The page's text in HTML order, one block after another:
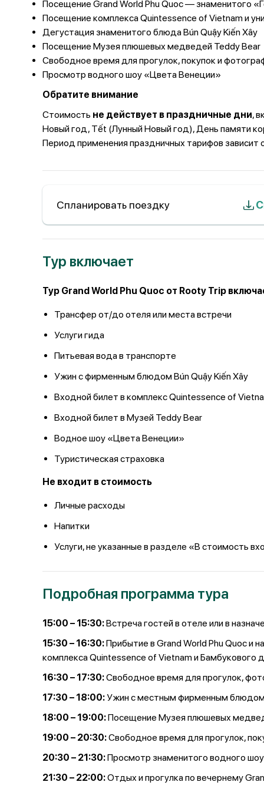
Посещение Grand World Phu Quoc — знаменитого
Посещение комплекса Quintessence of Vietnam и
Дегустация знаменитого блюда Bún Quậy Kiến Xây
Посещение Музея плюшевых медведей Teddy Bear
Свободное время для прогулок, покупок и
Просмотр водного шоу «Цвета Венеции»
Обратите внимание
Стоимость не действует в праздничные дни,
Новый год, Тết (Лунный Новый год), День памяти
Период применения праздничных тарифов зависит
Спланировать поездку
Тур включает
Тур Grand World Phu Quoc от Rooty Trip
Трансфер от/до отеля или места встречи
Услуги гида
Питьевая вода в транспорте
Ужин с фирменным блюдом Bún Quậy Kiến Xây
Входной билет в комплекс Quintessence of
Входной билет в Музей Teddy Bear
Водное шоу «Цвета Венеции»
Туристическая страховка
Не входит в стоимость
Личные расходы
Напитки
Услуги, не указанные в разделе «В стоимость
Подробная программа тура
15:00 – 15:30:Встреча гостей в отеле или в
15:30 – 16:30:Прибытие в Grand World Phu Quoc и
комплекса Quintessence of Vietnam и Бамбукового
16:30 – 17:30:Свободное время для прогулок,
17:30 – 18:00:Ужин с местным фирменным блюдом
18:00 – 19:00:Посещение Музея плюшевых
19:00 – 20:30:Свободное время для прогулок,
20:30 – 21:30:Просмотр знаменитого водного
21:30 – 22:00:Отдых и прогулка по вечернему